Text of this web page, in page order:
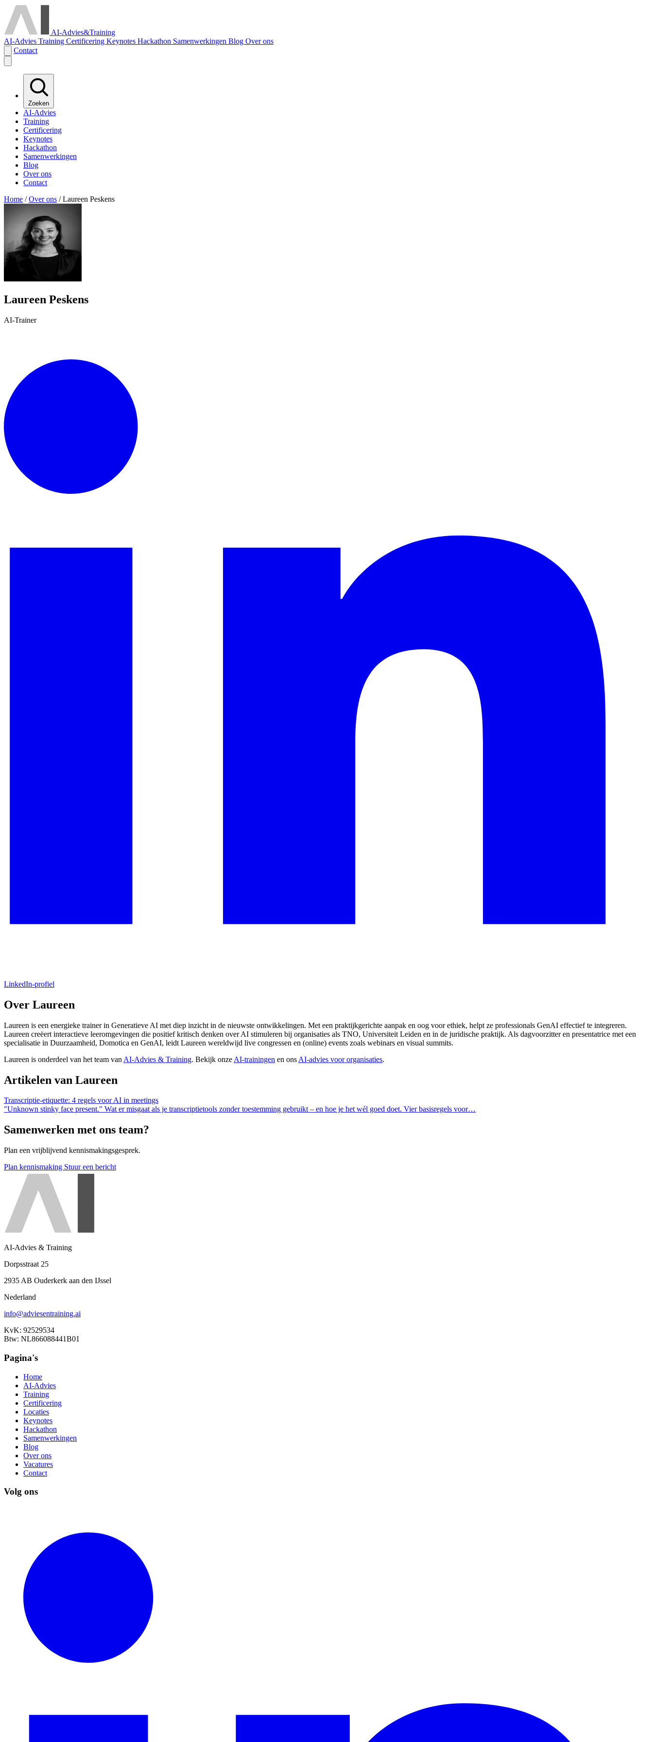
AI-Advies&Training
AI-Advies Training Certificering Keynotes Hackathon Samenwerkingen Blog Over ons
Contact
Zoeken
AI-Advies
Training
Certificering
Keynotes
Hackathon
Samenwerkingen
Blog
Over ons
Contact
Home / Over ons / Laureen Peskens
Laureen Peskens
AI-Trainer
LinkedIn-profiel
Over Laureen
Laureen is een energieke trainer in Generatieve AI met diep inzicht in de nieuwste ontwikkelingen. Met een praktijkgerichte aanpak en oog voor ethiek, helpt ze professionals GenAI effectief te integreren.
Laureen creëert interactieve leeromgevingen die positief kritisch denken over AI stimuleren bij organisaties als TNO, Universiteit Leiden en in de juridische praktijk. Als dagvoorzitter en presentatrice met een
specialisatie in Duurzaamheid, Domotica en GenAI, leidt Laureen wereldwijd live congressen en (online) events zoals webinars en visual summits.
Laureen is onderdeel van het team van AI-Advies & Training. Bekijk onze AI-trainingen en ons AI-advies voor organisaties.
Artikelen van Laureen
Transcriptie-etiquette: 4 regels voor AI in meetings
"Unknown stinky face present." Wat er misgaat als je transcriptietools zonder toestemming gebruikt – en hoe je het wél goed doet. Vier basisregels voor…
Samenwerken met ons team?
Plan een vrijblijvend kennismakingsgesprek.
Plan kennismaking Stuur een bericht
AI-Advies & Training
Dorpsstraat 25
2935 AB Ouderkerk aan den IJssel
Nederland
info@adviesentraining.ai
KvK: 92529534
Btw: NL866088441B01
Pagina's
Home
AI-Advies
Training
Certificering
Locaties
Keynotes
Hackathon
Samenwerkingen
Blog
Over ons
Vacatures
Contact
Volg ons